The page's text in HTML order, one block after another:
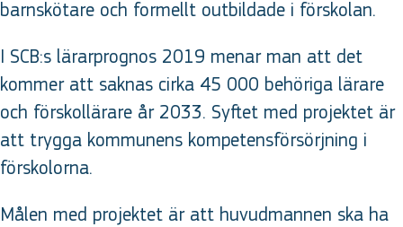
barnskötare och formellt outbildade i förskolan.
I SCB:s lärarprognos 2019 menar man att det
kommer att saknas cirka 45 000 behöriga lärare
och förskollärare år 2033. Syftet med projektet är
att trygga kommunens kompetensförsörjning i
förskolorna.
Målen med projektet är att huvudmannen ska ha